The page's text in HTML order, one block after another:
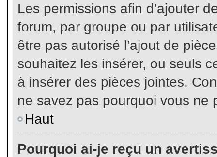
Les permissions afin d’ajouter
forum, par groupe ou par
être pas autorisé l’ajout de
souhaitez les insérer, ou seuls
à insérer des pièces jointes.
ne savez pas pourquoi vous ne
Haut
Pourquoi ai-je reçu un